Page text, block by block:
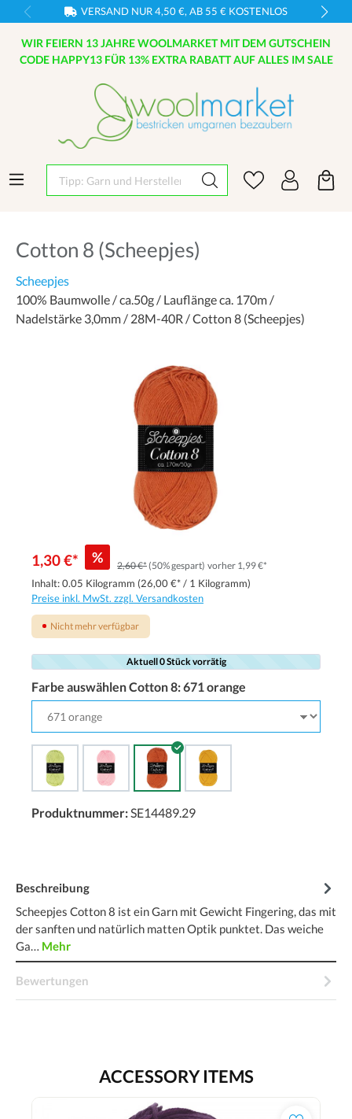
VERSAND NUR 4,50 €, AB 55 € KOSTENLOS
WIR FEIERN 13 JAHRE WOOLMARKET MIT DEM GUTSCHEIN
CODE HAPPY13 FÜR 13% EXTRA RABATT AUF ALLES IM SALE
Tipp: Garn und Hersteller eingeben
Cotton 8 (Scheepjes)
Scheepjes
100% Baumwolle / ca.50g / Lauflänge ca. 170m /
Nadelstärke 3,0mm / 28M-40R / Cotton 8 (Scheepjes)
1,30 €* % 2,60 €*(50% gespart) vorher 1,99 €*
Inhalt:0.05 Kilogramm (26,00 €* / 1 Kilogramm)
Preise inkl. MwSt. zzgl. Versandkosten
Nicht mehr verfügbar
Aktuell 0 Stück vorrätig
Farbe auswählen Cotton 8:671 orange
Produktnummer: SE14489.29
Beschreibung
Scheepjes Cotton 8 ist ein Garn mit Gewicht Fingering, das mit
der sanften und natürlich matten Optik punktet. Das weiche
Ga… Mehr
Bewertungen
ACCESSORY ITEMS